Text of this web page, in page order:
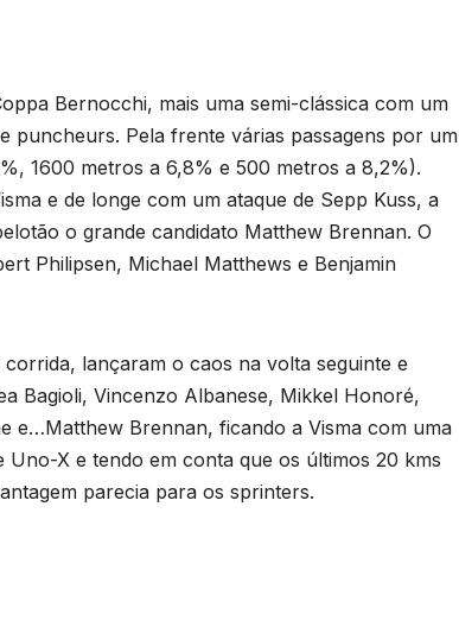
Bernocchi, mais uma semi-clássica com um
puncheurs. Pela frente várias passagens por um
1600 metros a 6,8% e 500 metros a 8,2%).
e de longe com um ataque de Sepp Kuss, a
o grande candidato Matthew Brennan. O
Philipsen, Michael Matthews e Benjamin
lançaram o caos na volta seguinte e
Bagioli, Vincenzo Albanese, Mikkel Honoré,
e…Matthew Brennan, ficando a Visma com uma
X e tendo em conta que os últimos 20 kms
parecia para os sprinters.